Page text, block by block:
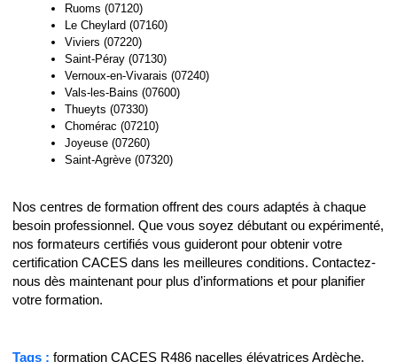
Ruoms (07120)
Le Cheylard (07160)
Viviers (07220)
Saint-Péray (07130)
Vernoux-en-Vivarais (07240)
Vals-les-Bains (07600)
Thueyts (07330)
Chomérac (07210)
Joyeuse (07260)
Saint-Agrève (07320)
Nos centres de formation offrent des cours adaptés à chaque
besoin professionnel. Que vous soyez débutant ou expérimenté,
nos formateurs certifiés vous guideront pour obtenir votre
certification CACES dans les meilleures conditions. Contactez-
nous dès maintenant pour plus d’informations et pour planifier
votre formation.
Tags : formation CACES R486 nacelles élévatrices Ardèche,